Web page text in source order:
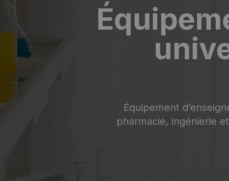
Équipement
pharmacie, ingénierie